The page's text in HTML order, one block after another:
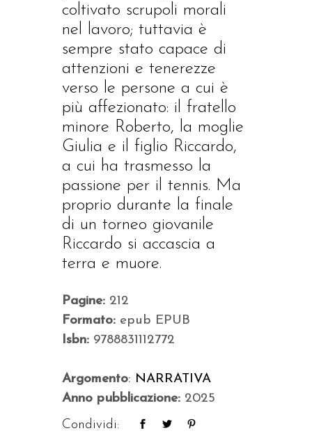
coltivato scrupoli morali
nel lavoro; tuttavia è
sempre stato capace di
attenzioni e tenerezze
verso le persone a cui è
più affezionato: il fratello
minore Roberto, la moglie
Giulia e il figlio Riccardo,
a cui ha trasmesso la
passione per il tennis. Ma
proprio durante la finale
di un torneo giovanile
Riccardo si accascia a
terra e muore.
Pagine: 212
Formato: epub EPUB
Isbn: 9788831112772
Argomento: NARRATIVA
Anno pubblicazione: 2025
Condividi: